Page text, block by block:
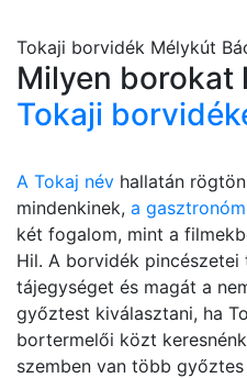
Tokaji borvidék Mélykút
Milyen borokat
Tokaji
A Tokaj név hallatán
mindenkinek, a
két fogalom, mint a
Hil. A borvidék
tájegységet és magát a
győztest kiválasztani, ha
bortermelői közt
szemben van több